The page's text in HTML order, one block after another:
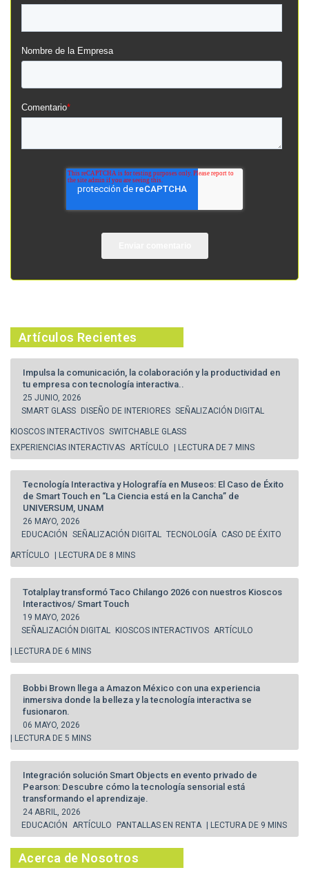
Artículos Recientes
Impulsa la comunicación, la colaboración y la productividad en
tu empresa con tecnología interactiva..
25 JUNIO, 2026
SMART GLASS DISEÑO DE INTERIORES SEÑALIZACIÓN DIGITAL
KIOSCOS INTERACTIVOS SWITCHABLE GLASS
EXPERIENCIAS INTERACTIVAS ARTÍCULO | LECTURA DE 7 MINS
Tecnología Interactiva y Holografía en Museos: El Caso de Éxito
de Smart Touch en “La Ciencia está en la Cancha” de
UNIVERSUM, UNAM
26 MAYO, 2026
EDUCACIÓN SEÑALIZACIÓN DIGITAL TECNOLOGÍA CASO DE ÉXITO
ARTÍCULO | LECTURA DE 8 MINS
Totalplay transformó Taco Chilango 2026 con nuestros Kioscos
Interactivos/ Smart Touch
19 MAYO, 2026
SEÑALIZACIÓN DIGITAL
KIOSCOS INTERACTIVOS ARTÍCULO
| LECTURA DE 6 MINS
Bobbi Brown llega a Amazon México con una experiencia
inmersiva donde la belleza y la tecnología interactiva se
fusionaron.
06 MAYO, 2026
| LECTURA DE 5 MINS
Integración solución Smart Objects en evento privado de
Pearson: Descubre cómo la tecnología sensorial está
transformando el aprendizaje.
24 ABRIL, 2026
EDUCACIÓN
ARTÍCULO PANTALLAS EN RENTA | LECTURA DE 9 MINS
Acerca de Nosotros
Nombre de la Empresa
Comentario*